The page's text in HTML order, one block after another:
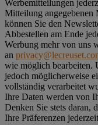
Werbemitteilungen
Mitteilung
können Sie den
Abbestellen am Ende
Werbung mehr von uns
an
wie möglich bearbeiten.
jedoch möglicherweise
vollständig verarbeitet
Ihre Daten werden von
Denken Sie stets daran,
Ihre Präferenzen